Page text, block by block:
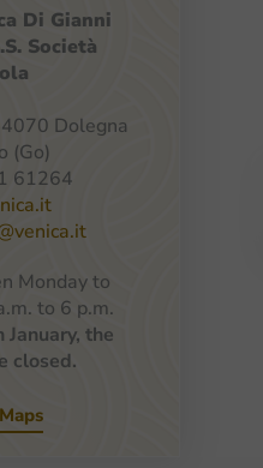
Di Gianni
Società
Dolegna
(Go)
61264
Monday to
to 6 p.m.
January, the
closed.